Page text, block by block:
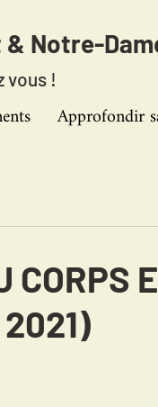
vous !
Notre-
Approfondir
CORPS